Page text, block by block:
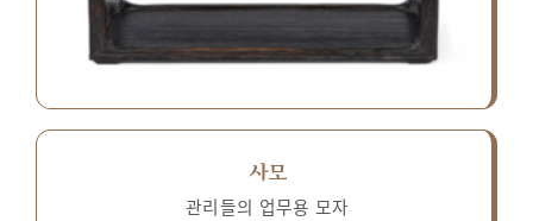
사모
관리들의 업무용 모자